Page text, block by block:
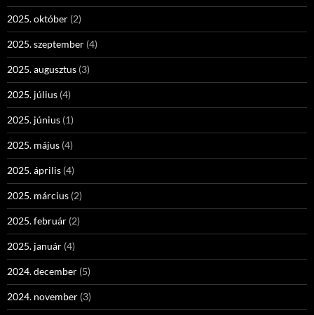
2025. október (2)
2025. szeptember (4)
2025. augusztus (3)
2025. július (4)
2025. június (1)
2025. május (4)
2025. április (4)
2025. március (2)
2025. február (2)
2025. január (4)
2024. december (5)
2024. november (3)